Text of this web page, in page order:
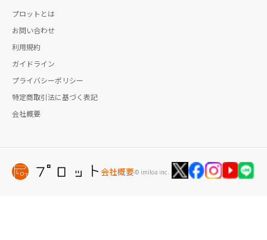
プロットとは
お問い合わせ
利用規約
ガイドライン
プライバシーポリシー
特定商取引法に基づく表記
会社概要
会社概要© imiloa inc.